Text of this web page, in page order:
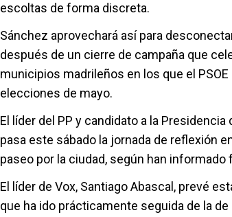
escoltas de forma discreta.
Sánchez aprovechará así para
después de un cierre de campaña que
municipios madrileños en los que el
elecciones de mayo.
El líder del PP y candidato a la
pasa este sábado la jornada de reflexión
paseo por la ciudad, según han
El líder de Vox, Santiago Abascal, prevé
que ha ido prácticamente seguida de la